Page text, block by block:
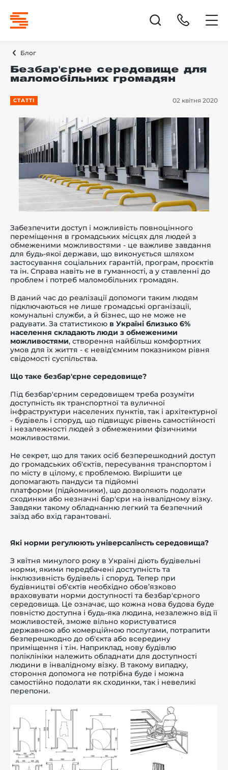
Блог
Безбар'єрне середовище для
маломобільних громадян
СТАТТІ 02 квітня 2020
Забезпечити доступ і можливість повноцінного
переміщення в громадських місцях для людей з
обмеженими можливостями - це важливе завдання
для будь-якої держави, що виконується шляхом
застосування соціальних гарантій, програм, проєктів
та ін. Справа навіть не в гуманності, а у ставленні до
проблем і потреб маломобільних громадян.
В даний час до реалізації допомоги таким людям
підключаються не лише громадські організації,
комунальні служби, а й бізнес, що не може не
радувати. За статистикою в Україні близько 6%
населення складають люди з обмеженими
можливостями, створення найбільш комфортних
умов для їх життя - є невід'ємним показником рівня
свідомості суспільства.
Що таке безбар'єрне середовище?
Під безбар'єрним середовищем треба розуміти
доступність як транспортної та вуличної
інфраструктури населених пунктів, так і архітектурної
- будівель і споруд, що підвищує рівень самостійності
і незалежності людей з обмеженими фізичними
можливостями.
Не секрет, що для таких осіб безперешкодний доступ
до громадських об'єктів, пересування транспортом і
по місту в цілому, є проблемою. Вирішити це
допомагають пандуси та підйомні
платформи (підйомники), що дозволяють подолати
сходинки або незначні бар'єри на інвалідному візку.
Завдяки такому обладнанню легкий та безпечний
заїзд або вхід гарантовані.
Які норми регулюють універсалінсть середовища?
З квітня минулого року в Україні діють будівельні
норми, якими передбачені доступність та
інклюзивність будівель і споруд. Тепер при
будівництві об'єктів необхідно обов’язково
враховувати норми доступності та безбар'єрного
середовища. Це означає, що кожна нова будова буде
повністю доступна і будь-яка людина, незалежно від її
можливостей, зможе вільно користуватися
державною або комерційною послугами, потрапити
безперешкодно до об'єкта або всередину
приміщення і т.ін. Наприклад, нову будівлю
поліклініки належить обладнати для доступності
людини в інвалідному візку. В такому випадку,
стороння допомога не потрібна буде і можна
самостійно подолати як сходинки, так і невеликі
перепони.
поверх